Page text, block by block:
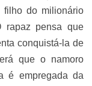
filho do milionário
rapaz pensa que
conquistá-la de
que o namoro
é empregada da